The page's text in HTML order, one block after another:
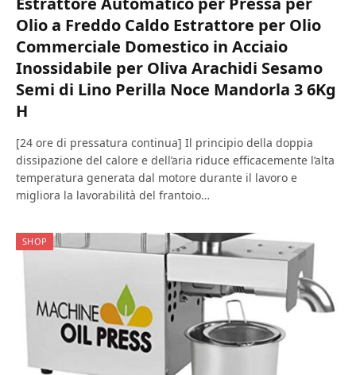
Olio a Freddo Caldo Estrattore per Olio
Commerciale Domestico in Acciaio
Inossidabile per Oliva Arachidi Sesamo
Semi di Lino Perilla Noce Mandorla 3 6Kg
H
[24 ore di pressatura continua] Il principio della doppia
dissipazione del calore e dell’aria riduce efficacemente l’alta
temperatura generata dal motore durante il lavoro e
migliora la lavorabilità del frantoio…
SHOP